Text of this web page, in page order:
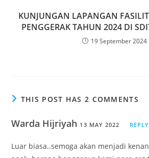
KUNJUNGAN LAPANGAN
PENGGERAK TAHUN 2024 DI
19 September 2024
THIS POST HAS 2 COMMENTS
Warda Hijriyah 13 MAY 2022 REPLY
Luar biasa..semoga akan menjadi